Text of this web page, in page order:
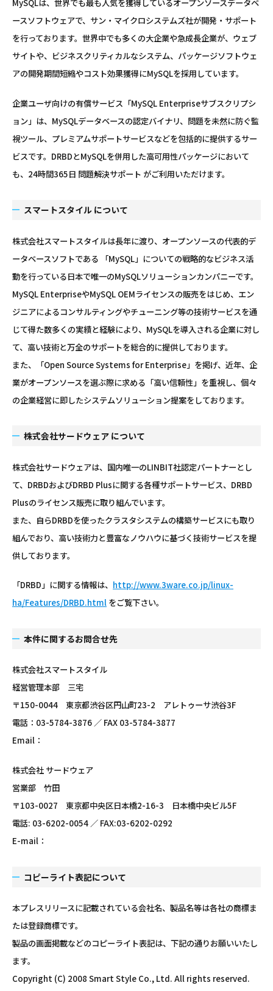
MySQLは、世界でも最も人気を獲得しているオープンソースデータベ
ースソフトウェアで、サン・マイクロシステムズ社が開発・サポート
を行っております。世界中でも多くの大企業や急成長企業が、ウェブ
サイトや、ビジネスクリティカルなシステム、パッケージソフトウェ
アの開発期間短縮やコスト効果獲得にMySQLを採用しています。
企業ユーザ向けの有償サービス「MySQL Enterpriseサブスクリプシ
ョン」は、MySQLデータベースの認定バイナリ、問題を未然に防ぐ監
視ツール、プレミアムサポートサービスなどを包括的に提供するサー
ビスです。DRBDとMySQLを併用した高可用性パッケージにおいて
も、24時間365日 問題解決サポート がご利用いただけます。
スマートスタイル について
株式会社スマートスタイルは長年に渡り、オープンソースの代表的デ
ータベースソフトである 「MySQL」についての戦略的なビジネス活
動を行っている日本で唯一のMySQLソリューションカンパニーです。
MySQL EnterpriseやMySQL OEMライセンスの販売をはじめ、エン
ジニアによるコンサルティングやチューニング等の技術サービスを通
じて得た数多くの実績と経験により、MySQLを導入される企業に対し
て、高い技術と万全のサポートを総合的に提供しております。
また、「Open Source Systems for Enterprise」を掲げ、近年、企
業がオープンソースを選ぶ際に求める「高い信頼性」を重視し、個々
の企業経営に即したシステムソリューション提案をしております。
株式会社サードウェア について
株式会社サードウェアは、国内唯一のLINBIT社認定パートナーとし
て、DRBDおよびDRBD Plusに関する各種サポートサービス、DRBD
Plusのライセンス販売に取り組んでいます。
また、自らDRBDを使ったクラスタシステムの構築サービスにも取り
組んでおり、高い技術力と豊富なノウハウに基づく技術サービスを提
供しております。
「DRBD」に関する情報は、 http://www.3ware.co.jp/linux-
ha/Features/DRBD.html をご覧下さい。
本件に関するお問合せ先
株式会社スマートスタイル
経営管理本部 三宅
〒150-0044 東京都渋谷区円山町23-2 アレトゥーサ渋谷3F
電話：03-5784-3876 ／ FAX 03-5784-3877
Email：
株式会社 サードウェア
営業部 竹田
〒103-0027 東京都中央区日本橋2-16-3 日本橋中央ビル5F
電話: 03-6202-0054 ／ FAX:03-6202-0292
E-mail：
コピーライト表記について
本プレスリリースに記載されている会社名、製品名等は各社の商標ま
たは登録商標です。
製品の画面掲載などのコピーライト表記は、下記の通りお願いいたし
ます。
Copyright (C) 2008 Smart Style Co., Ltd. All rights reserved.